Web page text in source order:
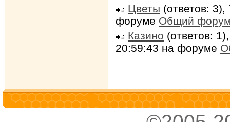
Цветы (ответов: 3),
форуме Общий
Казино (ответов:
20:59:43 на форуме